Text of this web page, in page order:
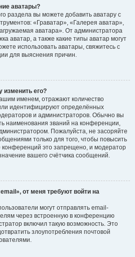
аватары?
раздела вы можете добавить аватару с
«Граватар», «Галерея аватар»,
аватара». От администратора
аватар, а также какие типы аватар могут
использовать аватары, свяжитесь с
для выяснения причин.
изменить его?
именем, отражают количество
идентифицируют определённых
и администраторов. Обычно вы
наименования званий на конференции,
Пожалуйста, не засоряйте
только для того, чтобы повысить
конференций это запрещено, и модератор
вашего счётчика сообщений.
от меня требуют войти на
могут отправлять email-
через встроенную в конференцию
включил такую возможность. Это
злоупотребления почтовой